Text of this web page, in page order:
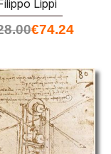
Lippi
€74.24